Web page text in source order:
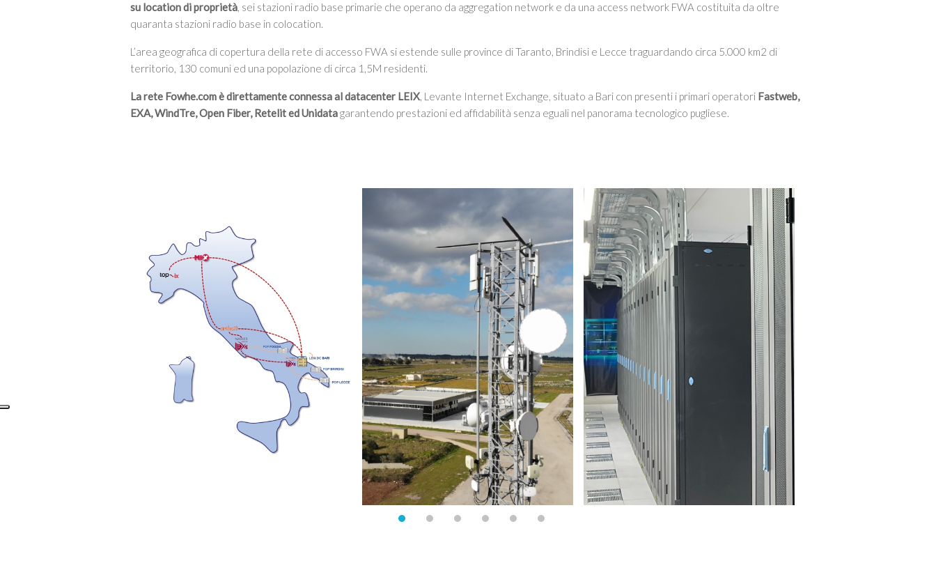
su location di proprietà, sei stazioni radio base primarie che operano da aggregation network e da una access network FWA costituita da oltre
quaranta stazioni radio base in colocation.
L’area geografica di copertura della rete di accesso FWA si estende sulle province di Taranto, Brindisi e Lecce traguardando circa 5.000 km2 di
territorio, 130 comuni ed una popolazione di circa 1,5M residenti.
La rete Fowhe.com è direttamente connessa al datacenter LEIX, Levante Internet Exchange, situato a Bari con presenti i primari operatori Fastweb,
EXA, WindTre, Open Fiber, Retelit ed Unidatagarantendo prestazioni ed affidabilità senza eguali nel panorama tecnologico pugliese.